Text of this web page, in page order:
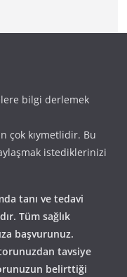
bilgi derlemek
çok kıymetlidir. Bu
istediklerinizi
tanı ve tedavi
Tüm sağlık
başvurunuz.
tavsiye
belirttiği